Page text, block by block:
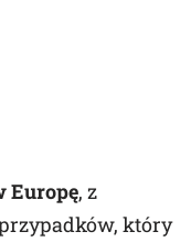
Europę, z
który